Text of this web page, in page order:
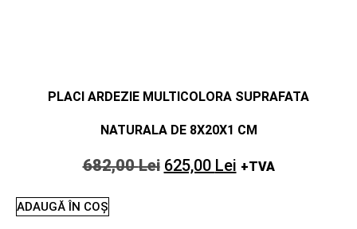
PLACI ARDEZIE MULTICOLORA SUPRAFATA
NATURALA DE 8X20X1 CM
682,00Lei 625,00 Lei +TVA
ADAUGĂ ÎN COȘ